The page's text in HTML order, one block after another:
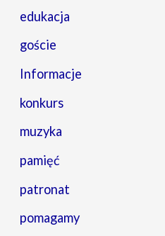
edukacja
goście
Informacje
konkurs
muzyka
pamięć
patronat
pomagamy